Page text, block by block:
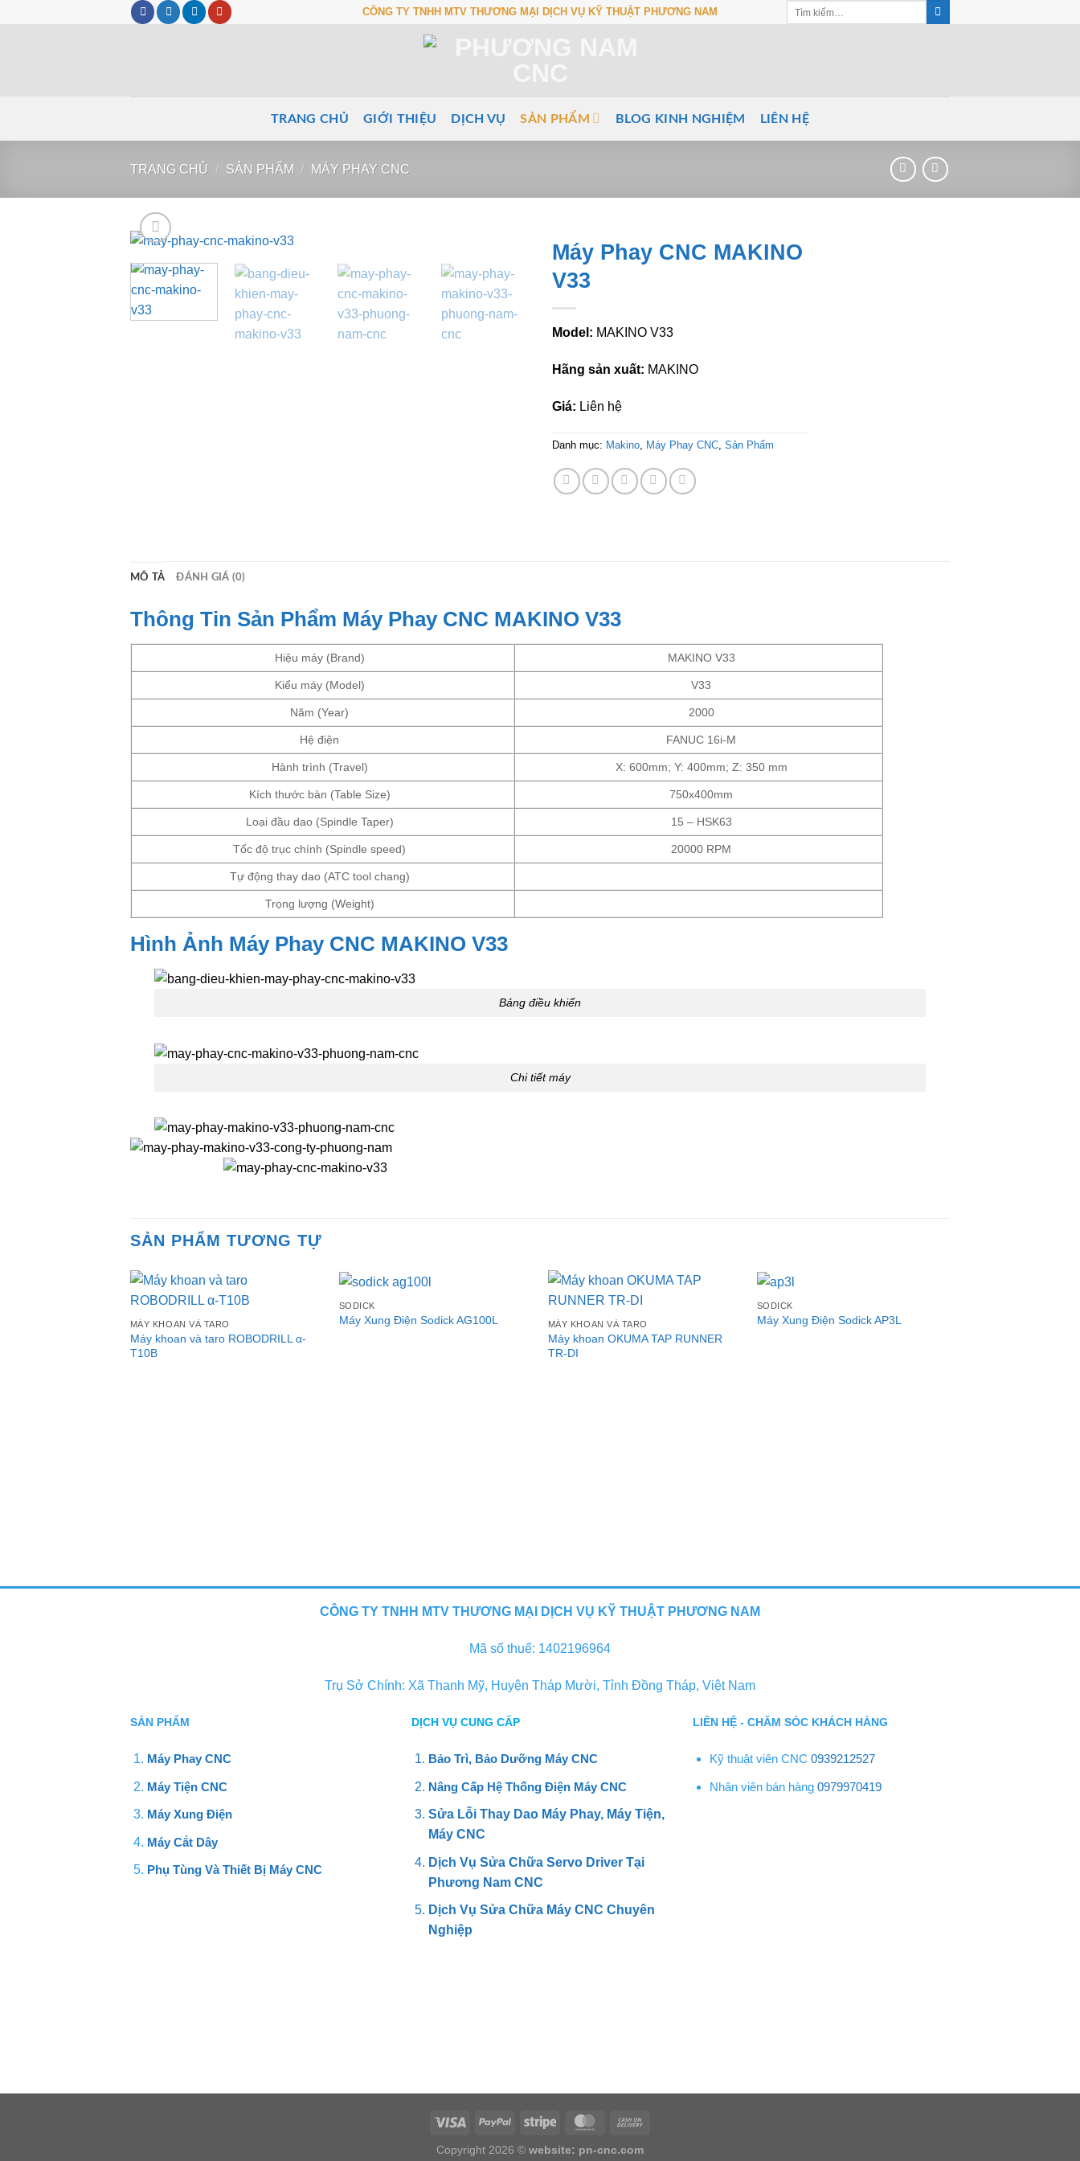
CÔNG TY TNHH MTV THƯƠNG MẠI DỊCH VỤ KỸ THUẬT PHƯƠNG NAM
Tìm
TRANG CHỦ GIỚI THIỆU DỊCH VỤ SẢN PHẨM BLOG KINH NGHIỆM LIÊN HỆ
TRANG CHỦ / SẢN PHẨM / MÁY PHAY CNC
Máy Phay CNC MAKINO
V33
Model: MAKINO V33
Hãng sản xuất: MAKINO
Giá: Liên hệ
Danh mục: Makino, Máy Phay CNC, Sản Phẩm
MÔ TẢ ĐÁNH GIÁ (0)
Thông Tin Sản Phẩm Máy Phay CNC MAKINO V33
Hiệu máy (Brand) MAKINO V33
Kiểu máy (Model) V33
Năm (Year) 2000
Hệ điện FANUC 16i-M
Hành trình (Travel) X: 600mm; Y: 400mm; Z: 350 mm
Kích thước bàn (Table Size) 750x400mm
Loại đầu dao (Spindle Taper) 15 – HSK63
Tốc độ trục chính (Spindle speed) 20000 RPM
Tự động thay dao (ATC tool chang)
Trọng lượng (Weight)
Hình Ảnh Máy Phay CNC MAKINO V33
Bảng điều khiển
Chi tiết máy
SẢN PHẨM TƯƠNG TỰ
MÁY KHOAN VÀ TARO
Máy khoan và taro ROBODRILL α-
T10B
SODICK
Máy Xung Điện Sodick AG100L MÁY KHOAN VÀ TARO
Máy khoan OKUMA TAP RUNNER
TR-DI
SODICK
Máy Xung Điện Sodick AP3L
CÔNG TY TNHH MTV THƯƠNG MẠI DỊCH VỤ KỸ THUẬT PHƯƠNG NAM
Mã số thuế: 1402196964
Trụ Sở Chính: Xã Thanh Mỹ, Huyện Tháp Mười, Tỉnh Đồng Tháp, Việt Nam
SẢN PHẨM
Máy Phay CNC
Máy Tiện CNC
Máy Xung Điện
Máy Cắt Dây
Phụ Tùng Và Thiết Bị Máy CNC
DỊCH VỤ CUNG CẤP
Bảo Trì, Bảo Dưỡng Máy CNC
Nâng Cấp Hệ Thống Điện Máy CNC
Sửa Lỗi Thay Dao Máy Phay, Máy Tiện,
Máy CNC
Dịch Vụ Sửa Chữa Servo Driver Tại
Phương Nam CNC
Dịch Vụ Sửa Chữa Máy CNC Chuyên
Nghiệp
LIÊN HỆ - CHĂM SÓC KHÁCH HÀNG
Kỹ thuật viên CNC 0939212527
Nhân viên bán hàng 0979970419
Copyright 2026 © website: pn-cnc.com